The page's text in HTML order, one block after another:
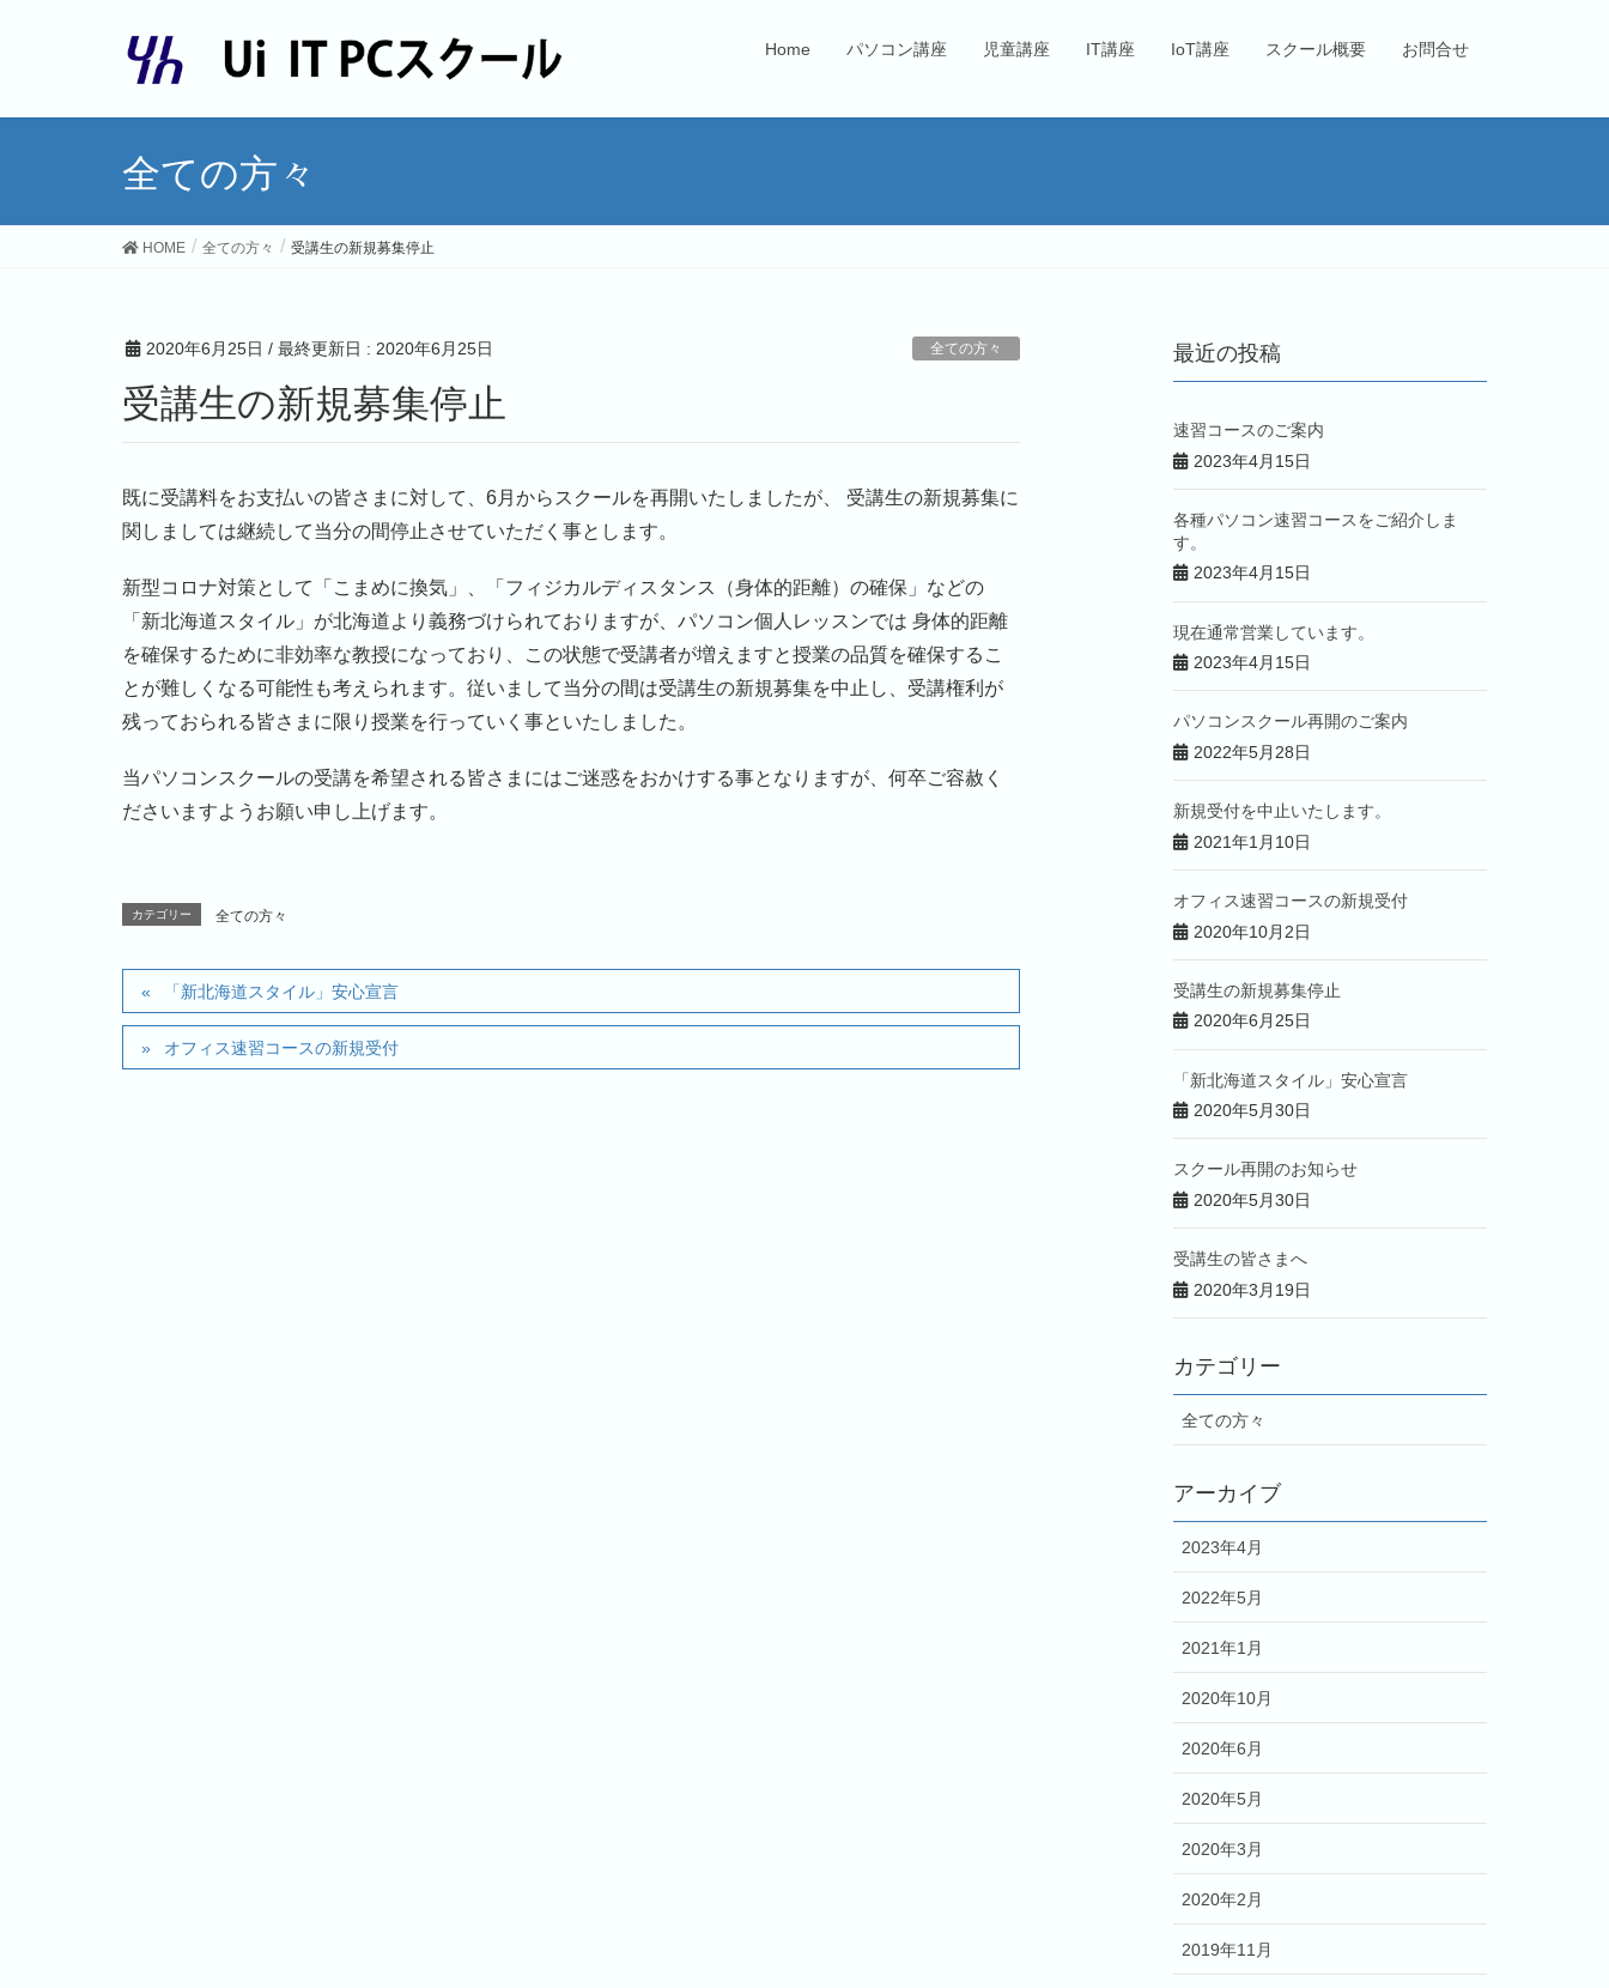
Home パソコン講座 児童講座 IT講座 IoT講座 スクール概要 お問合せ
全ての方々
HOME 全ての方々 受講生の新規募集停止
2020年6月25日 / 最終更新日 : 2020年6月25日 全ての方々
受講生の新規募集停止
既に受講料をお支払いの皆さまに対して、6月からスクールを再開いたしましたが、 受講生の新規募集に
関しましては継続して当分の間停止させていただく事とします。
新型コロナ対策として「こまめに換気」、「フィジカルディスタンス（身体的距離）の確保」などの
「新北海道スタイル」が北海道より義務づけられておりますが、パソコン個人レッスンでは 身体的距離
を確保するために非効率な教授になっており、この状態で受講者が増えますと授業の品質を確保するこ
とが難しくなる可能性も考えられます。従いまして当分の間は受講生の新規募集を中止し、受講権利が
残っておられる皆さまに限り授業を行っていく事といたしました。
当パソコンスクールの受講を希望される皆さまにはご迷惑をおかけする事となりますが、何卒ご容赦く
ださいますようお願い申し上げます。
カテゴリー 全ての方々
「新北海道スタイル」安心宣言
オフィス速習コースの新規受付
最近の投稿
速習コースのご案内
2023年4月15日
各種パソコン速習コースをご紹介しま
す。
2023年4月15日
現在通常営業しています。
2023年4月15日
パソコンスクール再開のご案内
2022年5月28日
新規受付を中止いたします。
2021年1月10日
オフィス速習コースの新規受付
2020年10月2日
受講生の新規募集停止
2020年6月25日
「新北海道スタイル」安心宣言
2020年5月30日
スクール再開のお知らせ
2020年5月30日
受講生の皆さまへ
2020年3月19日
カテゴリー
全ての方々
アーカイブ
2023年4月
2022年5月
2021年1月
2020年10月
2020年6月
2020年5月
2020年3月
2020年2月
2019年11月